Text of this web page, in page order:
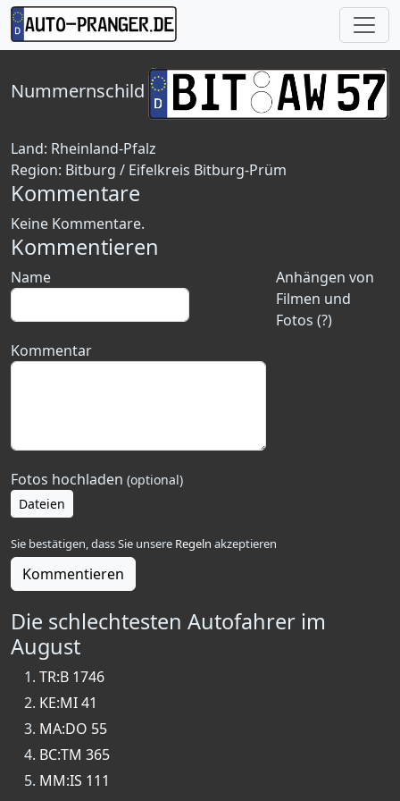
Nummernschild
Land: Rheinland-Pfalz
Region: Bitburg / Eifelkreis Bitburg-Prüm
Kommentare
Keine Kommentare.
Kommentieren
Anhängen von
Filmen und
Fotos (?)
Name
Kommentar
Fotos hochladen (optional)
Dateien
Sie bestätigen, dass Sie unsere Regeln akzeptieren
Kommentieren
Die schlechtesten Autofahrer im
August
TR:B 1746
KE:MI 41
MA:DO 55
BC:TM 365
MM:IS 111